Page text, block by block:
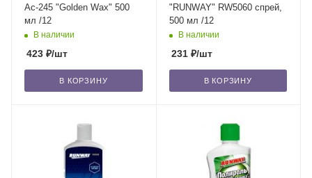
Ас-245 "Golden Wax" 500
мл /12
В наличии
423 ₽/шт
В КОРЗИНУ
"RUNWAY" RW5060 спрей,
500 мл /12
В наличии
231₽/шт
В КОРЗИНУ